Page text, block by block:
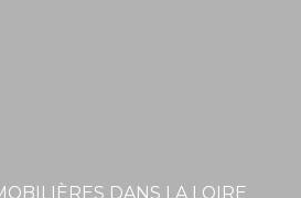
DANS LA LOIRE